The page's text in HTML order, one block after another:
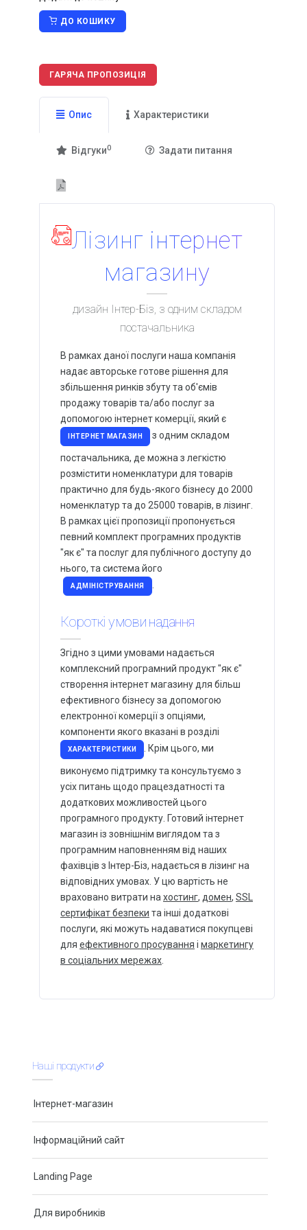
Хостинг HOT
Доменні імена
Відновлення доступу до хостингу
Налаштування домену та хостингу
Перенесення сайту
SSL сертифікати
Підключення https протоколу для сайту
Резервування даних
БРЕНДІНГ
SMM - реклама у соцмережах
Обробка фото та відео матеріалів
33%
Не пропустіть величезну знижку!
ВСІ АКЦІЇ
ДО КОШИКУ
ГАРЯЧА ПРОПОЗИЦІЯ
Опис Характеристики
Відгуки0 Задати питання
Лізинг інтернет
магазину
дизайн Інтер-Біз, з одним складом
постачальника
В рамках даної послуги наша компанія
надає авторське готове рішення для
збільшення ринків збуту та об'ємів
продажу товарів та/або послуг за
допомогою інтернет комерції, який є
ІНТЕРНЕТ МАГАЗИН з одним складом
постачальника, де можна з легкістю
розмістити номенклатури для товарів
практично для будь-якого бізнесу до 2000
номенклатур та до 25000 товарів, в лізинг.
В рамках цієї пропозиції пропонується
певний комплект програмних продуктів
"як є" та послуг для публічного доступу до
нього, та система його
АДМІНІСТРУВАННЯ .
Короткі умови надання
Згідно з цими умовами надається
комплексний програмний продукт "як є"
створення інтернет магазину для більш
ефективного бізнесу за допомогою
електронної комерції з опціями,
компоненти якого вказані в розділі
ХАРАКТЕРИСТИКИ . Крім цього, ми
виконуємо підтримку та консультуємо з
усіх питань щодо працездатності та
додаткових можливостей цього
програмного продукту. Готовий інтернет
магазин із зовнішнім виглядом та з
програмним наповненням від наших
фахівців з Інтер-Біз, надається в лізинг на
відповідних умовах. У цю вартість не
враховано витрати нахостинг, домен, SSL
сертифікат безпеки та інші додаткові
послуги, які можуть надаватися покупцеві
для ефективного просування і маркетингу
в соціальних мережах.
Наші продукти
Інтернет-магазин
Інформаційний сайт
Landing Page
Для виробників